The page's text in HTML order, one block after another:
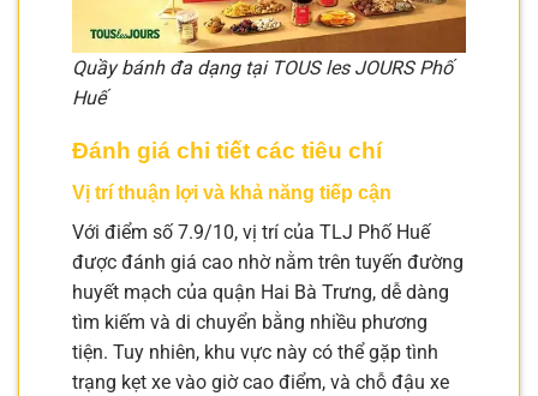
Quầy bánh đa dạng tại TOUS les JOURS Phố
Huế
Đánh giá chi tiết các tiêu chí
Vị trí thuận lợi và khả năng tiếp cận
Với điểm số 7.9/10, vị trí của TLJ Phố Huế
được đánh giá cao nhờ nằm trên tuyến đường
huyết mạch của quận Hai Bà Trưng, dễ dàng
tìm kiếm và di chuyển bằng nhiều phương
tiện. Tuy nhiên, khu vực này có thể gặp tình
trạng kẹt xe vào giờ cao điểm, và chỗ đậu xe